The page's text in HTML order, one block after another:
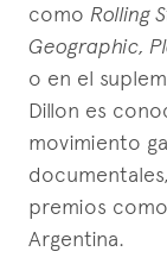
como Rolling
Geographic,
o en el
Dillon es
movimiento
premios
Argentina.